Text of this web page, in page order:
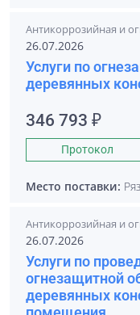
Антикоррозийная и
26.07.2026
Услуги по
деревянных
346 793 ₽
Протокол
Место поставки:
Антикоррозийная и
26.07.2026
Услуги по
огнезащитной
деревянных